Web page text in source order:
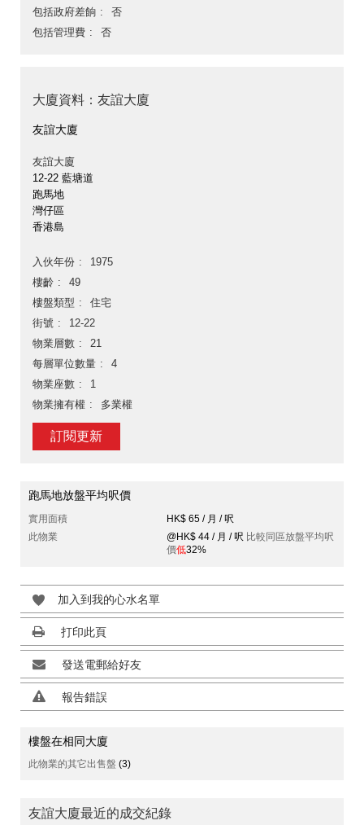
包括政府差餉
否
包括管理費
否
大廈資料：友誼大廈
友誼大廈
友誼大廈
12-22 藍塘道
跑馬地
灣仔區
香港島
入伙年份
1975
樓齡
49
樓盤類型
住宅
街號
12-22
物業層數
21
每層單位數量
4
物業座數
1
物業擁有權
多業權
訂閱更新
跑馬地放盤平均呎價
實用面積
HK$ 65 / 月 / 呎
此物業
@HK$ 44 / 月 / 呎 比較同區放盤平均呎
價低32%
加入到我的心水名單
打印此頁
發送電郵給好友
報告錯誤
樓盤在相同大廈
此物業的其它出售盤 (3)
友誼大廈最近的成交紀錄